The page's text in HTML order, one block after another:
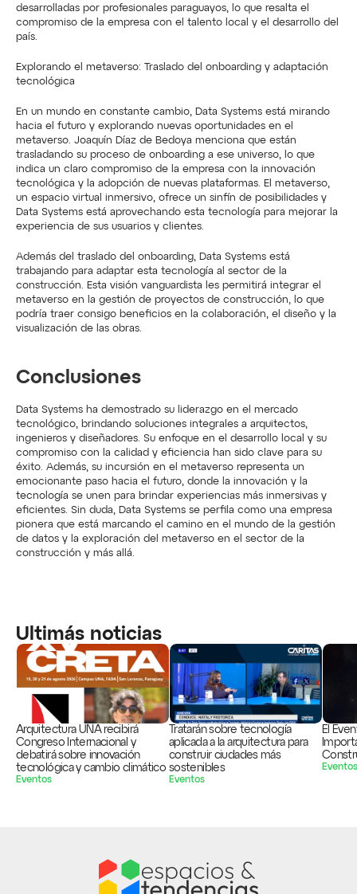
desarrolladas por profesionales paraguayos, lo que resalta el
compromiso de la empresa con el talento local y el desarrollo del
país.
Explorando el metaverso: Traslado del onboarding y adaptación
tecnológica
En un mundo en constante cambio, Data Systems está mirando
hacia el futuro y explorando nuevas oportunidades en el
metaverso. Joaquín Díaz de Bedoya menciona que están
trasladando su proceso de onboarding a ese universo, lo que
indica un claro compromiso de la empresa con la innovación
tecnológica y la adopción de nuevas plataformas. El metaverso,
un espacio virtual inmersivo, ofrece un sinfín de posibilidades y
Data Systems está aprovechando esta tecnología para mejorar la
experiencia de sus usuarios y clientes.
Además del traslado del onboarding, Data Systems está
trabajando para adaptar esta tecnología al sector de la
construcción. Esta visión vanguardista les permitirá integrar el
metaverso en la gestión de proyectos de construcción, lo que
podría traer consigo beneficios en la colaboración, el diseño y la
visualización de las obras.
Conclusiones
Data Systems ha demostrado su liderazgo en el mercado
tecnológico, brindando soluciones integrales a arquitectos,
ingenieros y diseñadores. Su enfoque en el desarrollo local y su
compromiso con la calidad y eficiencia han sido clave para su
éxito. Además, su incursión en el metaverso representa un
emocionante paso hacia el futuro, donde la innovación y la
tecnología se unen para brindar experiencias más inmersivas y
eficientes. Sin duda, Data Systems se perfila como una empresa
pionera que está marcando el camino en el mundo de la gestión
de datos y la exploración del metaverso en el sector de la
construcción y más allá.
Ultimás noticias
Arquitectura UNA recibirá
Congreso Internacional y
debatirá sobre innovación
tecnológica y cambio climático
Eventos
Tratarán sobre tecnología
aplicada a la arquitectura para
construir ciudades más
sostenibles
Eventos
El
Eventos